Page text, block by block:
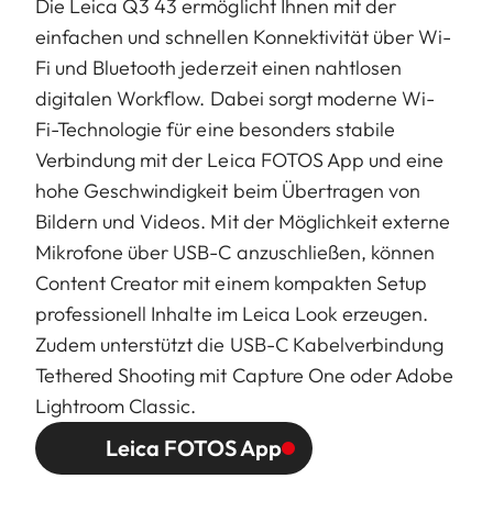
Die Leica Q3 43 ermöglicht Ihnen mit der
einfachen und schnellen Konnektivität über Wi-
Fi und Bluetooth jederzeit einen nahtlosen
digitalen Workflow. Dabei sorgt moderne Wi-
Fi-Technologie für eine besonders stabile
Verbindung mit der Leica FOTOS App und eine
hohe Geschwindigkeit beim Übertragen von
Bildern und Videos. Mit der Möglichkeit externe
Mikrofone über USB-C anzuschließen, können
Content Creator mit einem kompakten Setup
professionell Inhalte im Leica Look erzeugen.
Zudem unterstützt die USB-C Kabelverbindung
Tethered Shooting mit Capture One oder Adobe
Lightroom Classic.
Leica FOTOS App